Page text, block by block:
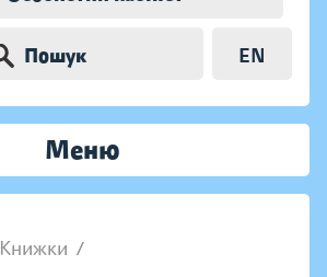
Пошук EN
Меню
Книжки /